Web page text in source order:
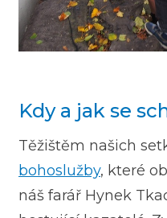
Kdy a jak se
Těžištěm našich
bohoslužby, které
náš farář Hynek